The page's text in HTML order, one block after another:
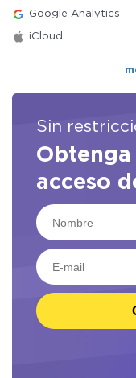
Google Analytics
iCloud
Sin
Obtenga
acceso